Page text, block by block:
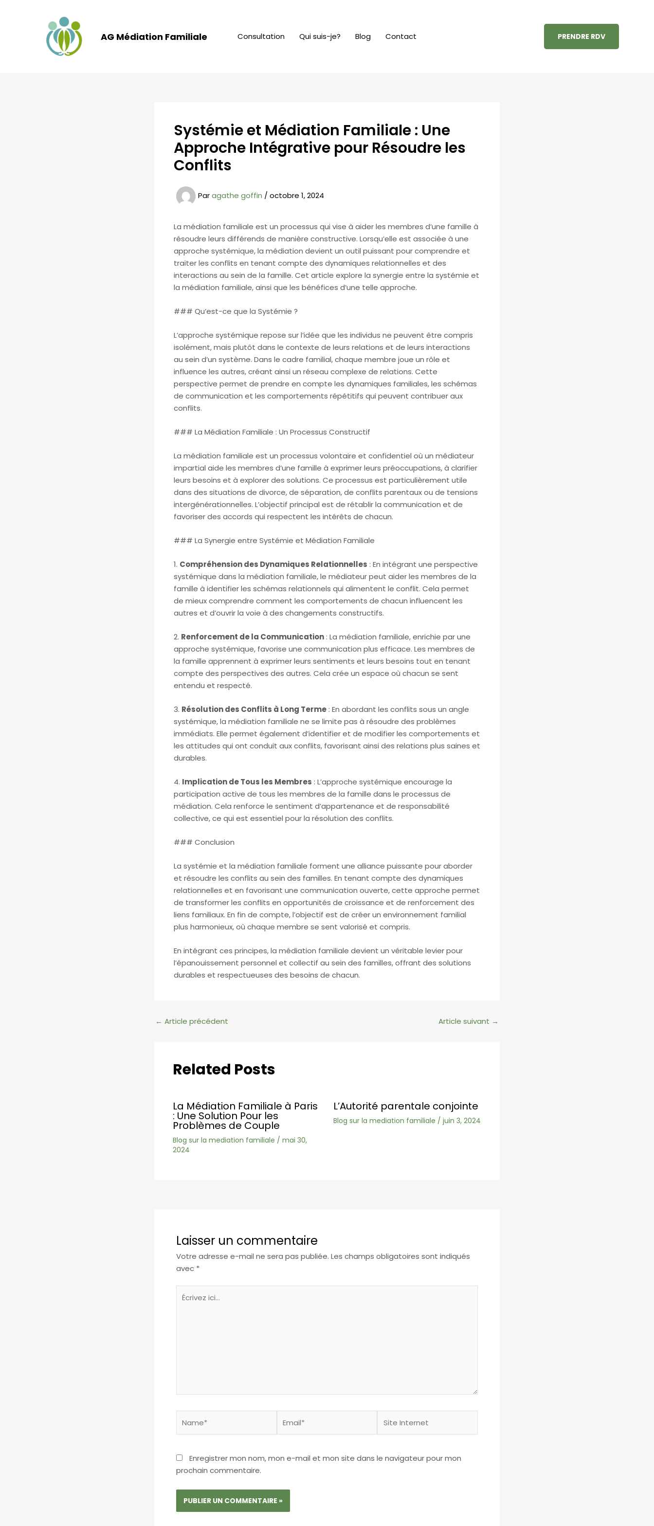
AG Médiation Familiale Consultation Qui suis-je? Blog Contact PRENDRE RDV
Systémie et Médiation Familiale : Une
Approche Intégrative pour Résoudre les
Conflits
Paragathe goffin / octobre 1, 2024
La médiation familiale est un processus qui vise à aider les membres d’une famille à
résoudre leurs différends de manière constructive. Lorsqu’elle est associée à une
approche systémique, la médiation devient un outil puissant pour comprendre et
traiter les conflits en tenant compte des dynamiques relationnelles et des
interactions au sein de la famille. Cet article explore la synergie entre la systémie et
la médiation familiale, ainsi que les bénéfices d’une telle approche.
### Qu’est-ce que la Systémie ?
L’approche systémique repose sur l’idée que les individus ne peuvent être compris
isolément, mais plutôt dans le contexte de leurs relations et de leurs interactions
au sein d’un système. Dans le cadre familial, chaque membre joue un rôle et
influence les autres, créant ainsi un réseau complexe de relations. Cette
perspective permet de prendre en compte les dynamiques familiales, les schémas
de communication et les comportements répétitifs qui peuvent contribuer aux
conflits.
### La Médiation Familiale : Un Processus Constructif
La médiation familiale est un processus volontaire et confidentiel où un médiateur
impartial aide les membres d’une famille à exprimer leurs préoccupations, à clarifier
leurs besoins et à explorer des solutions. Ce processus est particulièrement utile
dans des situations de divorce, de séparation, de conflits parentaux ou de tensions
intergénérationnelles. L’objectif principal est de rétablir la communication et de
favoriser des accords qui respectent les intérêts de chacun.
### La Synergie entre Systémie et Médiation Familiale
1. Compréhension des Dynamiques Relationnelles : En intégrant une perspective
systémique dans la médiation familiale, le médiateur peut aider les membres de la
famille à identifier les schémas relationnels qui alimentent le conflit. Cela permet
de mieux comprendre comment les comportements de chacun influencent les
autres et d’ouvrir la voie à des changements constructifs.
2. Renforcement de la Communication : La médiation familiale, enrichie par une
approche systémique, favorise une communication plus efficace. Les membres de
la famille apprennent à exprimer leurs sentiments et leurs besoins tout en tenant
compte des perspectives des autres. Cela crée un espace où chacun se sent
entendu et respecté.
3. Résolution des Conflits à Long Terme : En abordant les conflits sous un angle
systémique, la médiation familiale ne se limite pas à résoudre des problèmes
immédiats. Elle permet également d’identifier et de modifier les comportements et
les attitudes qui ont conduit aux conflits, favorisant ainsi des relations plus saines et
durables.
4. Implication de Tous les Membres : L’approche systémique encourage la
participation active de tous les membres de la famille dans le processus de
médiation. Cela renforce le sentiment d’appartenance et de responsabilité
collective, ce qui est essentiel pour la résolution des conflits.
### Conclusion
La systémie et la médiation familiale forment une alliance puissante pour aborder
et résoudre les conflits au sein des familles. En tenant compte des dynamiques
relationnelles et en favorisant une communication ouverte, cette approche permet
de transformer les conflits en opportunités de croissance et de renforcement des
liens familiaux. En fin de compte, l’objectif est de créer un environnement familial
plus harmonieux, où chaque membre se sent valorisé et compris.
En intégrant ces principes, la médiation familiale devient un véritable levier pour
l’épanouissement personnel et collectif au sein des familles, offrant des solutions
durables et respectueuses des besoins de chacun.
Navigation
← Article précédent Article suivant →
Related Posts
La Médiation Familiale à Paris
: Une Solution Pour les
Problèmes de Couple
Blog sur la mediation familiale / mai 30,
2024
L’Autorité parentale conjointe
Blog sur la mediation familiale / juin 3, 2024
Laisser un commentaire
Votre adresse e-mail ne sera pas publiée. Les champs obligatoires sont indiqués
avec *
ici…
Internet
Enregistrer mon nom, mon e-mail et mon site dans le navigateur pour mon
prochain commentaire.